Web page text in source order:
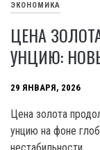
ЭКОНОМИКА
ЦЕНА
УНЦИЮ:
29 ЯНВАРЯ, 2026
Цена золота
унцию на фоне